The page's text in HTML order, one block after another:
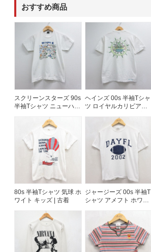
おすすめ商品
スクリーンスターズ 90s
半袖Tシャツ ニューハー
ヘインズ 00s 半袖Tシャ
ツ ロイヤルカリビアン
80s 半袖Tシャツ 気球 ホ
ワイト キッズ | 古着
ジャージーズ 00s 半袖T
シャツ アメフト ホワイ